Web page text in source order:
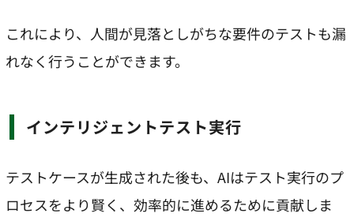
これにより、人間が見落としがちな要件のテストも漏
れなく行うことができます。
インテリジェントテスト実行
テストケースが生成された後も、AIはテスト実行のプ
ロセスをより賢く、効率的に進めるために貢献しま